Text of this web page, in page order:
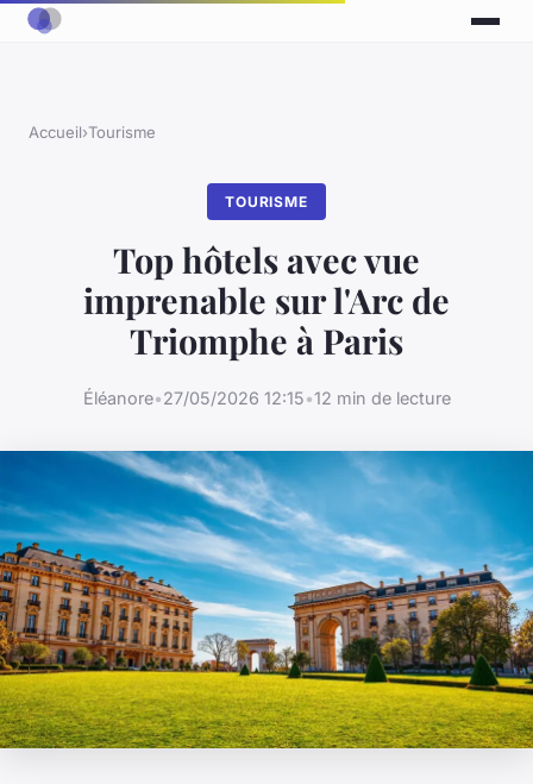
Accueil›Tourisme
TOURISME
Top hôtels avec vue
imprenable sur l'Arc de
Triomphe à Paris
Éléanore•27/05/2026 12:15•12 min de lecture